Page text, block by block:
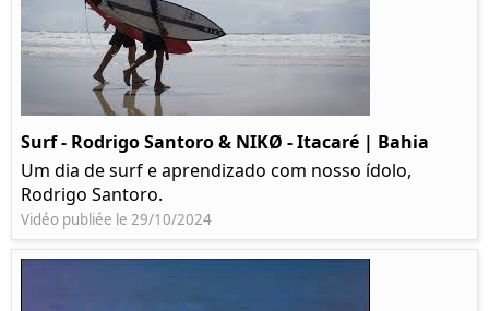
Surf - Rodrigo Santoro & NIKØ - Itacaré | Bahia
Um dia de surf e aprendizado com nosso ídolo,
Rodrigo Santoro.
Vidéo publiée le 29/10/2024